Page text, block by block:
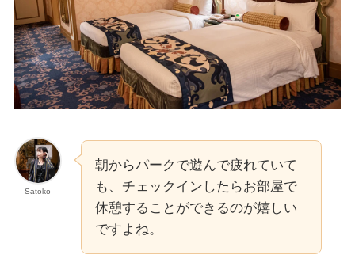
Satoko
朝からパークで遊んで疲れていて
も、チェックインしたらお部屋で
休憩することができるのが嬉しい
ですよね。